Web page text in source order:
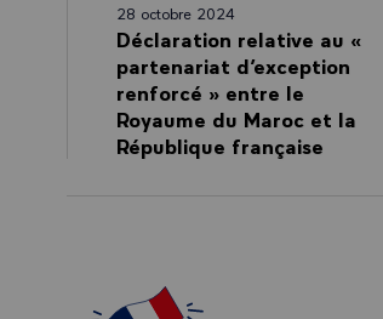
28 octobre 2024
Déclaration relative au «
partenariat d’exception
renforcé » entre le
Royaume du Maroc et la
République française